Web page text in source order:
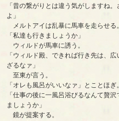
「昔の繋がりとは違う気がしますね
よ」
メルトアイは乱暴に馬車を走らせる。
「私達も行きましょうか」
ウィルドが馬車に誘う。
「ウィルド殿、できれば行き先は、
ざるなァ」
至東が言う。
「オレも風呂がいいなァ」とことほぎ。
「仕事の後に一風呂浴びるなんて贅
ましょうか」
鏡が提案する。